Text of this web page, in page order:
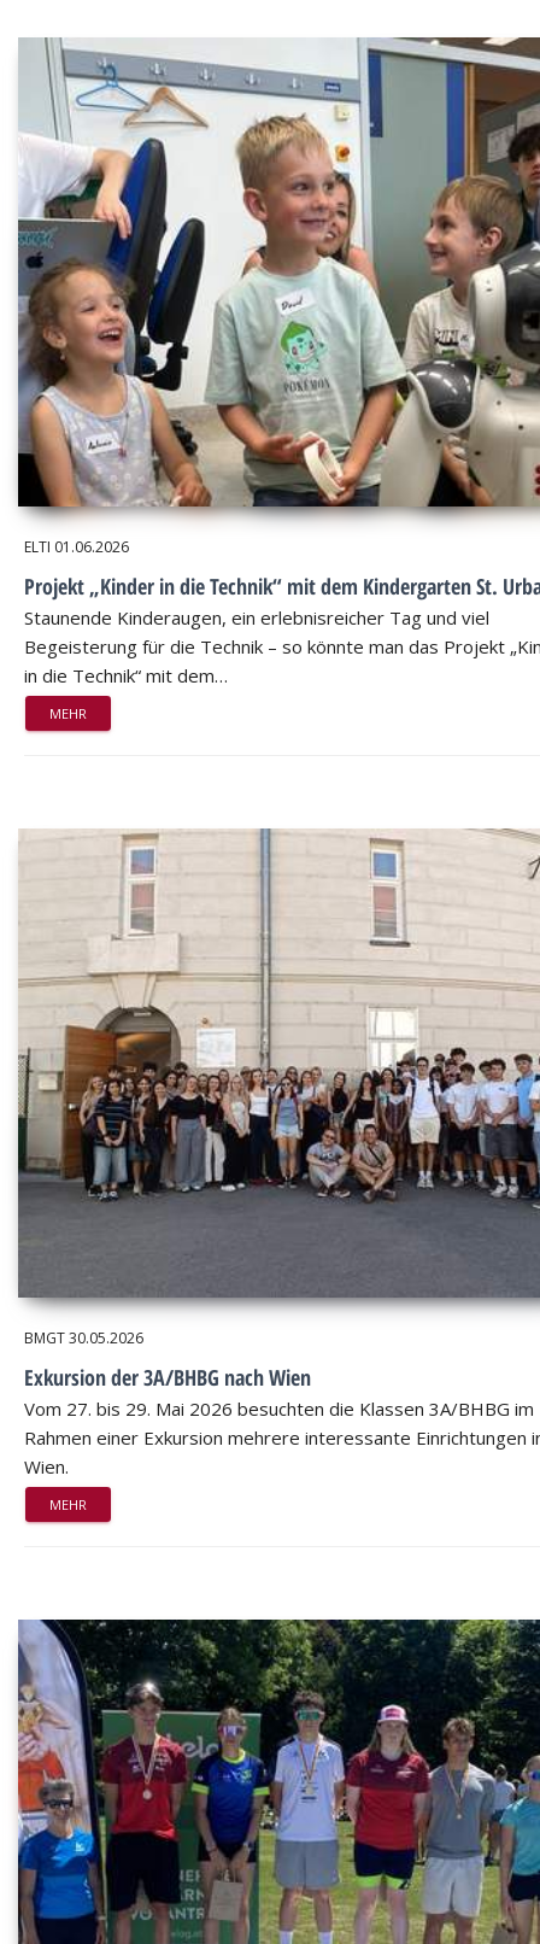
ELTI 01.06.2026
Projekt „Kinder in die Technik“ mit dem Kindergarten St.
Staunende Kinderaugen, ein erlebnisreicher Tag und viel
Begeisterung für die Technik – so könnte man das Projekt
in die Technik“ mit dem…
MEHR
BMGT30.05.2026
Exkursion der 3A/BHBG nach Wien
Vom 27. bis 29. Mai 2026 besuchten die Klassen 3A/BHBG im
Rahmen einer Exkursion mehrere interessante Einrichtungen
Wien.
MEHR